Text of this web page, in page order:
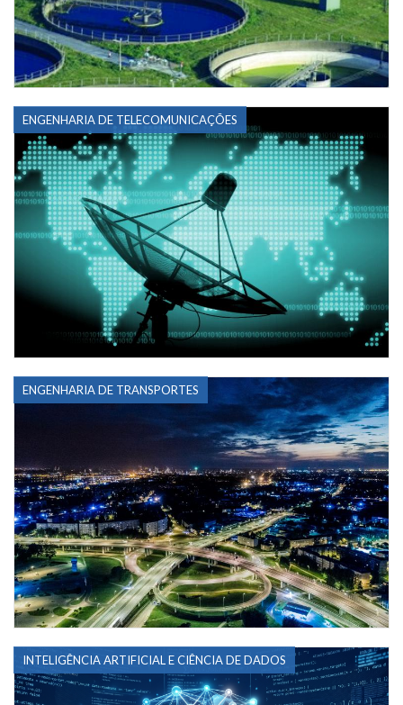
ENGENHARIA DE TELECOMUNICAÇÕES
ENGENHARIA DE TRANSPORTES
INTELIGÊNCIA ARTIFICIAL E CIÊNCIA DE DADOS